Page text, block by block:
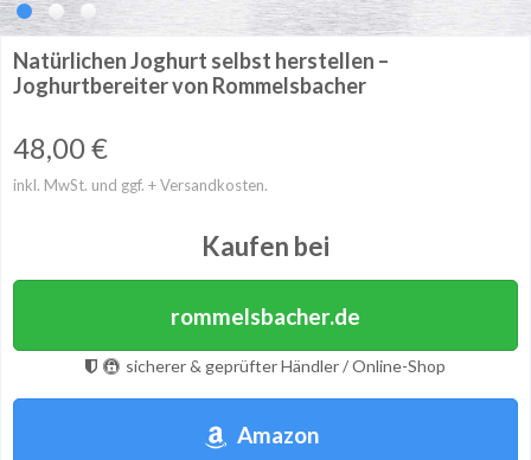
Natürlichen Joghurt selbst herstellen –
Joghurtbereiter von Rommelsbacher
48,00€
inkl. MwSt. und ggf. + Versandkosten.
Kaufen bei
rommelsbacher.de
sicherer & geprüfter Händler / Online-Shop
Amazon